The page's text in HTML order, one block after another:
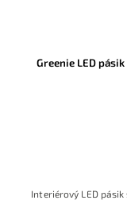
Greenie LED
Interiérový LED